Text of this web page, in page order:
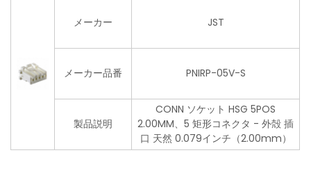
メーカー JST
メーカー品番 PNIRP-05V-S
製品説明
CONN ソケット HSG 5POS
2.00MM、5 矩形コネクタ - 外殻 插
口 天然 0.079インチ（2.00mm）